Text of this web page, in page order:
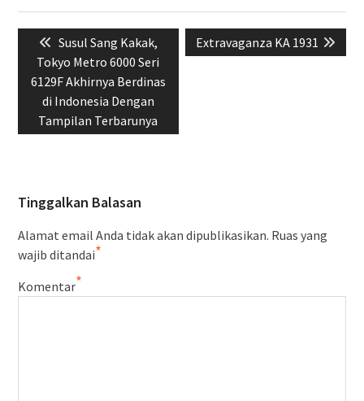
Navigasi
pos
Previous
post:
Susul Sang Kakak,
Tokyo Metro 6000 Seri
6129F Akhirnya Berdinas
di Indonesia Dengan
Tampilan Terbarunya
Next
post:
Extravaganza KA 1931
Tinggalkan Balasan
Alamat email Anda tidak akan dipublikasikan. Ruas yang
wajib ditandai*
Komentar*